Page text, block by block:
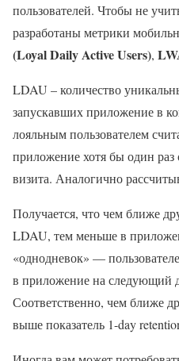
пользователей. Чтобы не
разработаны метрики
(Loyal Daily Active Users),
LDAU – количество
запускавших приложение в
лояльным пользователем
приложение хотя бы один раз
визита. Аналогично
Получается, что чем ближе
LDAU, тем меньше в
«однодневок» —
в приложение на следующий
Соответственно, чем ближе
выше показатель 1-day